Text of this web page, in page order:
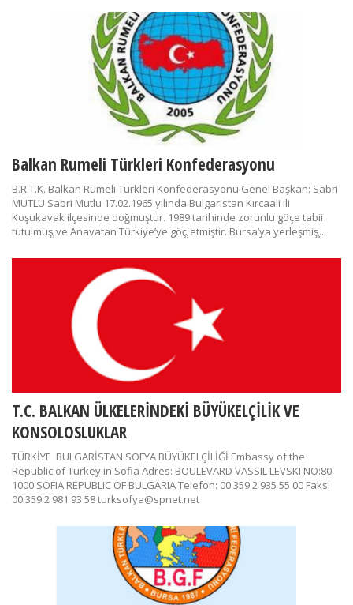
Balkan Rumeli Türkleri Konfederasyonu
B.R.T.K. Balkan Rumeli Türkleri Konfederasyonu Genel Başkan: Sabri
MUTLU Sabri Mutlu 17.02.1965 yılında Bulgaristan Kırcaali ili
Koşukavak ilçesinde doğmuştur. 1989 tarihinde zorunlu göçe tabii
tutulmuş̧ ve Anavatan Türkiye’ye göç̧ etmiştir. Bursa’ya yerleşmiş̧...
T.C. BALKAN ÜLKELERİNDEKİ BÜYÜKELÇİLİK VE
KONSOLOSLUKLAR
TÜRKİYE BULGARİSTAN SOFYA BÜYÜKELÇİLİĞİ Embassy of the
Republic of Turkey in Sofia Adres: BOULEVARD VASSIL LEVSKI NO:80
1000 SOFIA REPUBLIC OF BULGARIA Telefon: 00 359 2 935 55 00 Faks:
00 359 2 981 93 58 turksofya@spnet.net